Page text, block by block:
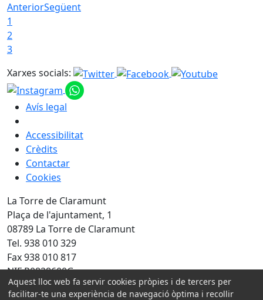
AnteriorSegüent
1
2
3
Xarxes socials:
Avís legal
Accessibilitat
Crèdits
Contactar
Cookies
La Torre de Claramunt
Plaça de l'ajuntament, 1
08789 La Torre de Claramunt
Tel. 938 010 329
Fax 938 010 817
NIF P0828600G
Amb la col·laboració de:
Aquest lloc web fa servir cookies pròpies i de tercers per
facilitar-te una experiència de navegació òptima i recollir